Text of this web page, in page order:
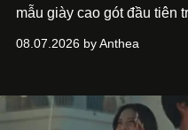
mẫu giày cao gót đầu tiên
08.07.2026 by Anthea